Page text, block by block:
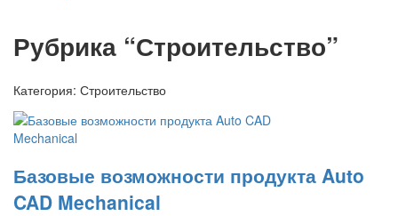
Рубрика “Строительство”
Категория: Строительство
Базовые возможности продукта Auto
CAD Mechanical